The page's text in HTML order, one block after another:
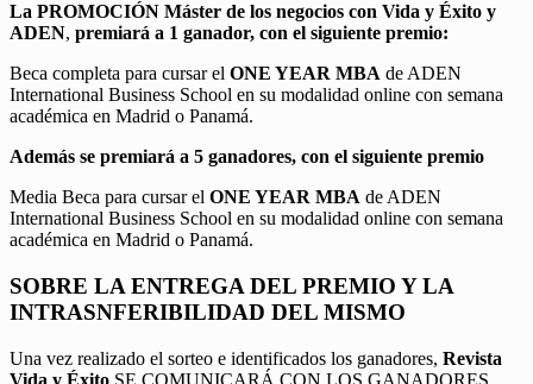
La PROMOCIÓN Máster de los negocios con Vida y Éxito y
ADEN, premiará a 1 ganador, con el siguiente premio:
Beca completa para cursar el ONE YEAR MBA de ADEN
International Business School en su modalidad online con semana
académica en Madrid o Panamá.
Además se premiará a 5 ganadores, con el siguiente premio
Media Beca para cursar el ONE YEAR MBA de ADEN
International Business School en su modalidad online con semana
académica en Madrid o Panamá.
SOBRE LA ENTREGA DEL PREMIO Y LA
INTRASNFERIBILIDAD DEL MISMO
Una vez realizado el sorteo e identificados los ganadores, Revista
Vida y Éxito SE COMUNICARÁ CON LOS GANADORES,